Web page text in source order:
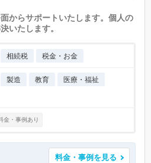
からサポートいたします。個人の
いたします。
相続税 税金・お金
製造 教育
医療・福祉
金・事例あり
料金・事例を見る